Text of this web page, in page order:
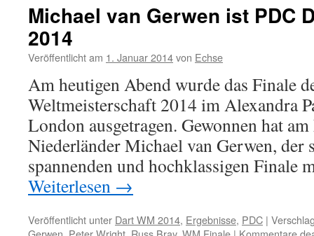
Michael van Gerwen ist PDC
2014
Veröffentlicht am 1. Januar 2014von Echse
Am heutigen Abend wurde das Finale
Weltmeisterschaft 2014 im Alexandra
London ausgetragen. Gewonnen hat
Niederländer Michael van Gerwen, der
spannenden und hochklassigen Finale
Weiterlesen →
Veröffentlicht unter Dart WM 2014, Ergebnisse, PDC |